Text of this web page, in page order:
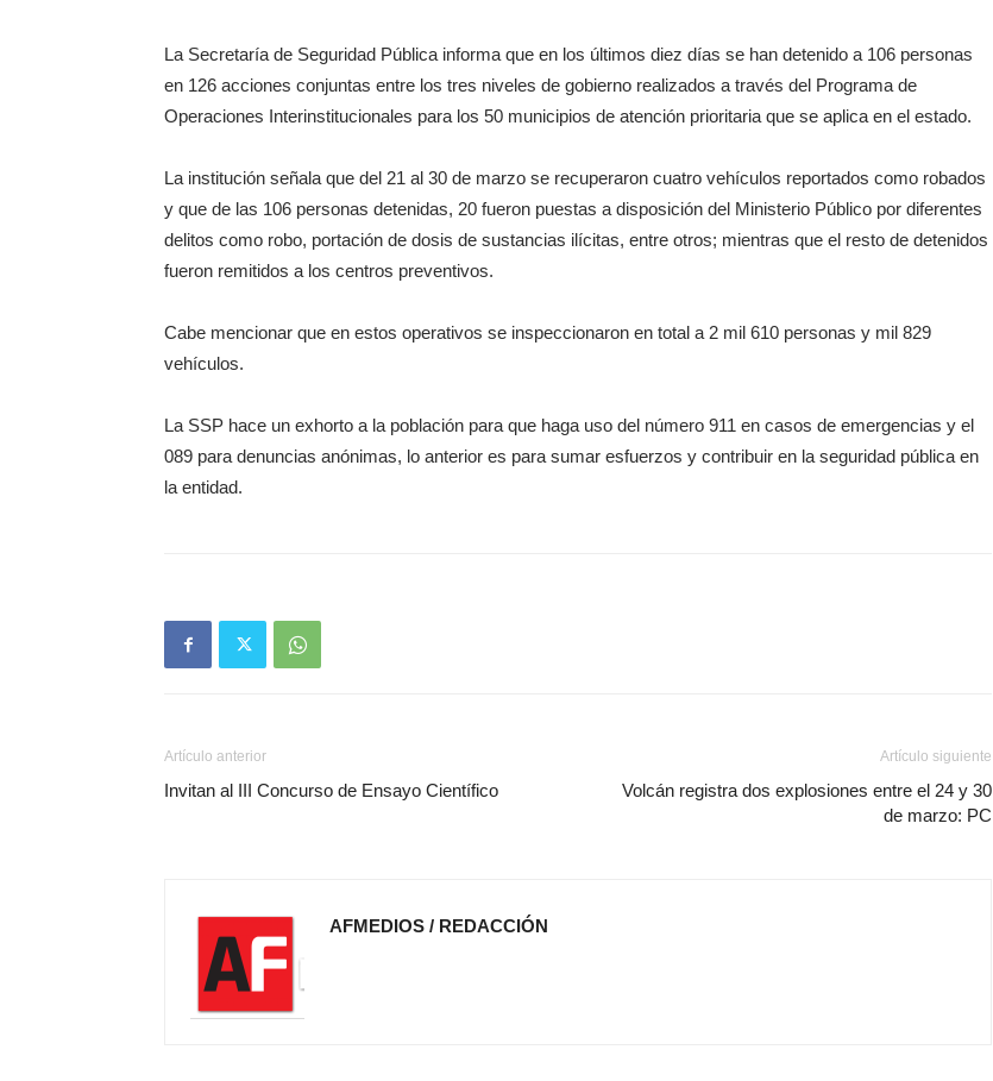
La Secretaría de Seguridad Pública informa que en los últimos diez días se han detenido a 106 personas
en 126 acciones conjuntas entre los tres niveles de gobierno realizados a través del Programa de
Operaciones Interinstitucionales para los 50 municipios de atención prioritaria que se aplica en el estado.
La institución señala que del 21 al 30 de marzo se recuperaron cuatro vehículos reportados como robados
y que de las 106 personas detenidas, 20 fueron puestas a disposición del Ministerio Público por diferentes
delitos como robo, portación de dosis de sustancias ilícitas, entre otros; mientras que el resto de detenidos
fueron remitidos a los centros preventivos.
Cabe mencionar que en estos operativos se inspeccionaron en total a 2 mil 610 personas y mil 829
vehículos.
La SSP hace un exhorto a la población para que haga uso del número 911 en casos de emergencias y el
089 para denuncias anónimas, lo anterior es para sumar esfuerzos y contribuir en la seguridad pública en
la entidad.
Artículo anterior
Invitan al III Concurso de Ensayo Científico
Artículo siguiente
Volcán registra dos explosiones entre el 24 y 30
de marzo: PC
AFMEDIOS / REDACCIÓN